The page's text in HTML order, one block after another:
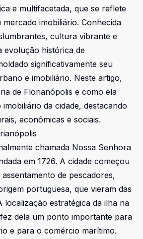
e multifacetada, que se reflete
imobiliário. Conhecida
cultura vibrante e
evolução histórica de
significativamente seu
e imobiliário. Neste artigo,
de Florianópolis e como ela
da cidade, destacando
econômicas e sociais.
chamada Nossa Senhora
em 1726. A cidade começou
de pescadores,
portuguesa, que vieram das
localização estratégica da ilha na
dela um ponto importante para
e para o comércio marítimo.